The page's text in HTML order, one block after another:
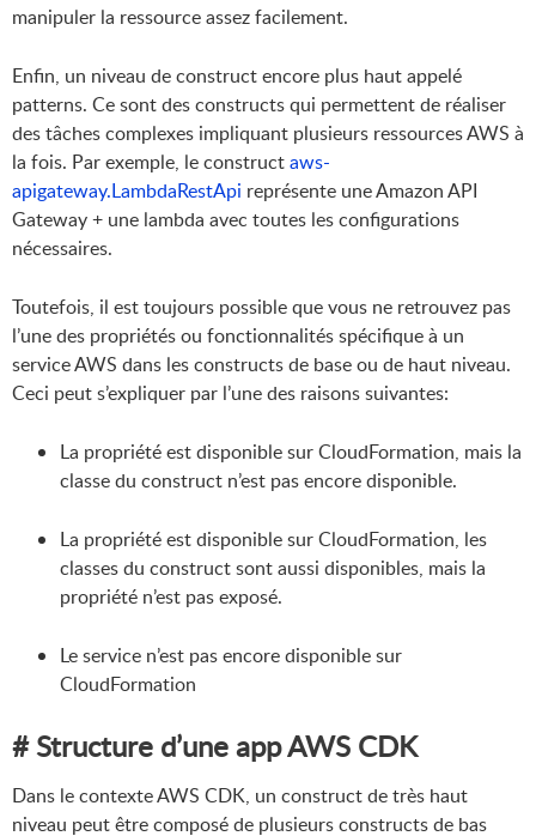
manipuler la ressource assez facilement.
Enfin, un niveau de construct encore plus haut appelé
patterns. Ce sont des constructs qui permettent de réaliser
des tâches complexes impliquant plusieurs ressources AWS à
la fois. Par exemple, le constructaws-
apigateway.LambdaRestApi représente une Amazon API
Gateway + une lambda avec toutes les configurations
nécessaires.
Toutefois, il est toujours possible que vous ne retrouvez pas
l’une des propriétés ou fonctionnalités spécifique à un
service AWS dans les constructs de base ou de haut niveau.
Ceci peut s’expliquer par l’une des raisons suivantes:
La propriété est disponible sur CloudFormation, mais la
classe du construct n’est pas encore disponible.
La propriété est disponible sur CloudFormation, les
classes du construct sont aussi disponibles, mais la
propriété n’est pas exposé.
Le service n’est pas encore disponible sur
CloudFormation
# Structure d’une app AWS CDK
Dans le contexte AWS CDK, un construct de très haut
niveau peut être composé de plusieurs constructs de bas